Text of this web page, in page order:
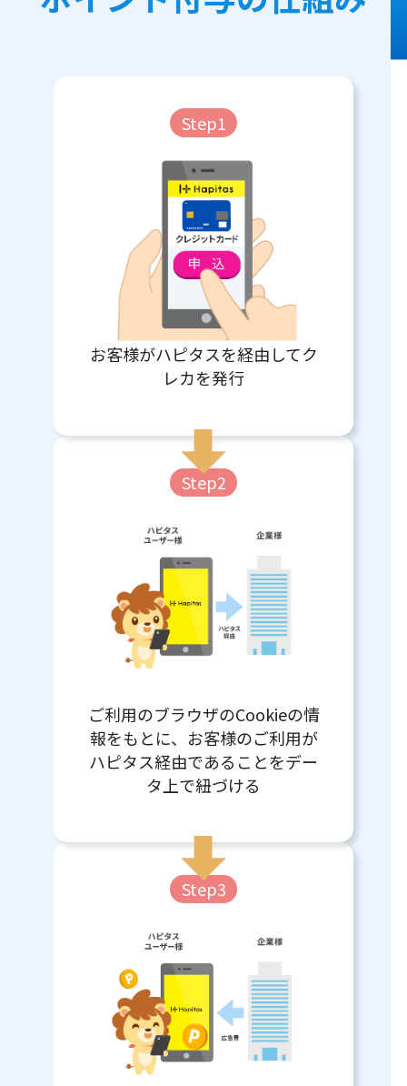
Step1
お客様がハピタスを経由してク
レカを発行
Step2
ご利用のブラウザのCookieの情
報をもとに、お客様のご利用が
ハピタス経由であることをデー
タ上で紐づける
Step3